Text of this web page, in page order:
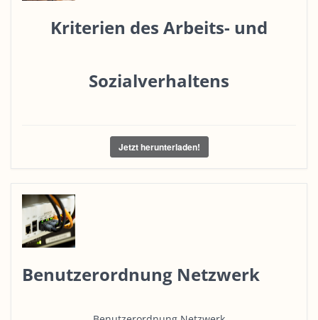
Kriterien des Arbeits- und
Sozialverhaltens
Jetzt herunterladen!
Benutzerordnung Netzwerk